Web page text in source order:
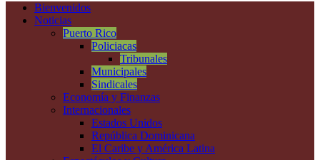
Bienvenidos
Noticias
Puerto Rico
Policiacas
Tribunales
Municipales
Sindicales
Economía y Finanzas
Internacionales
Estados Unidos
República Dominicana
El Caribe y América Latina